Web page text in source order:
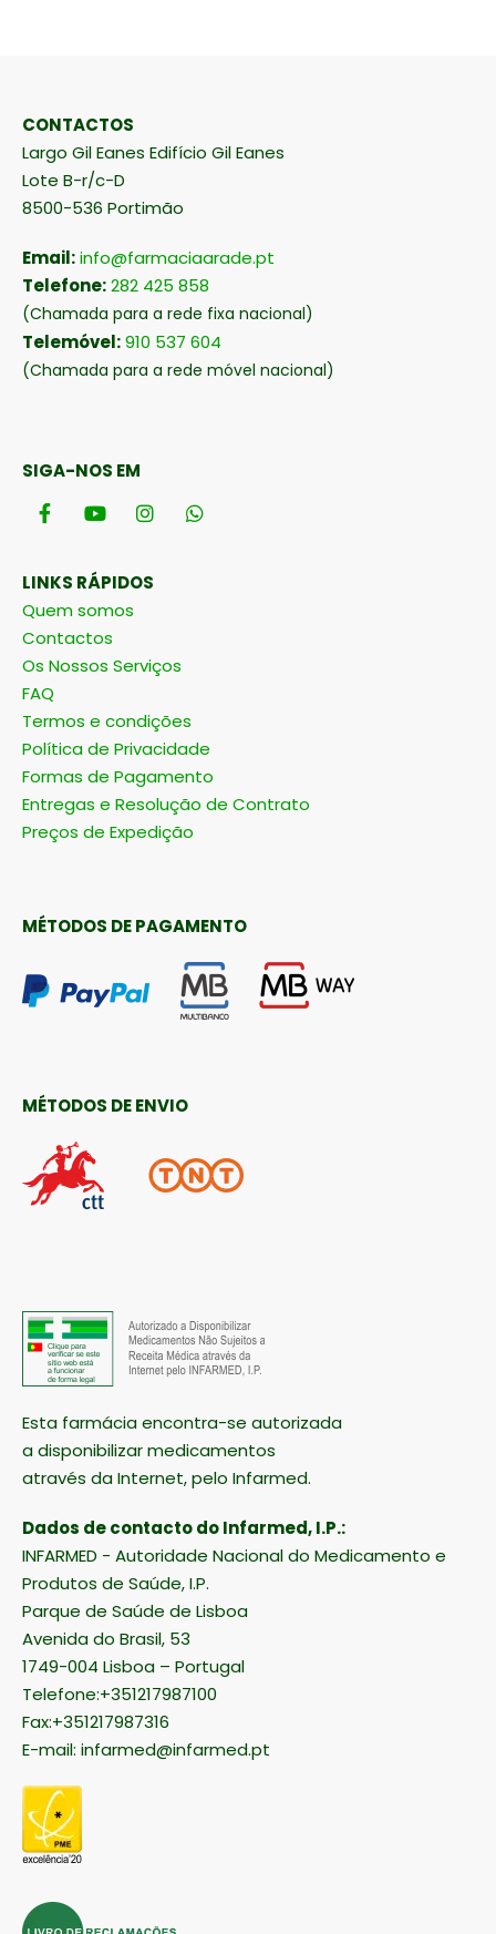
CONTACTOS
Largo Gil Eanes Edifício Gil Eanes
Lote B-r/c-D
8500-536 Portimão
Email:info@farmaciaarade.pt
Telefone:282 425 858
(Chamada para a rede fixa nacional)
Telemóvel:910 537 604
(Chamada para a rede móvel nacional)
SIGA-NOS EM
LINKS RÁPIDOS
Quem somos
Contactos
Os Nossos Serviços
FAQ
Termos e condições
Política de Privacidade
Formas de Pagamento
Entregas e Resolução de Contrato
Preços de Expedição
MÉTODOS DE PAGAMENTO
MÉTODOS DE ENVIO
Esta farmácia encontra-se autorizada
a disponibilizar medicamentos
através da Internet, pelo Infarmed.
Dados de contacto do Infarmed, I.P.:
INFARMED - Autoridade Nacional do Medicamento e
Produtos de Saúde, I.P.
Parque de Saúde de Lisboa
Avenida do Brasil, 53
1749-004 Lisboa – Portugal
Telefone:+351217987100
Fax:+351217987316
E-mail: infarmed@infarmed.pt